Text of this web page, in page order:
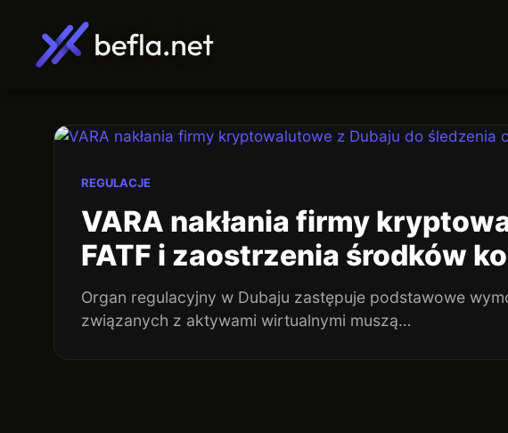
REGULACJE
VARA nakłania firmy
FATF i zaostrzenia środków
Organ regulacyjny w Dubaju zastępuje podstawowe
związanych z aktywami wirtualnymi muszą…